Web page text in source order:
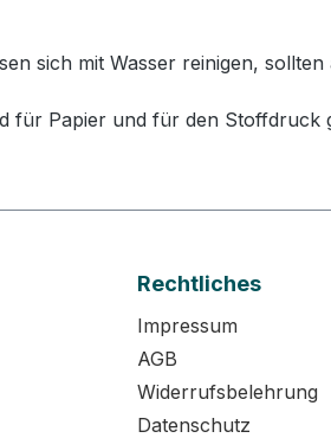
sich mit Wasser reinigen,
für Papier und für den Stoffdruck
Rechtliches
Impressum
AGB
Widerrufsbelehrung
Datenschutz